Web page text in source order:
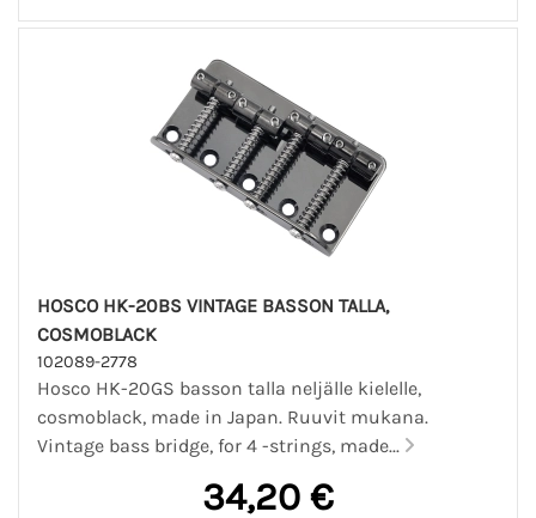
HOSCO HK-20BS VINTAGE BASSON TALLA,
COSMOBLACK
102089-2778
Hosco HK-20GS basson talla neljälle kielelle,
cosmoblack, made in Japan. Ruuvit mukana.
Vintage bass bridge, for 4 -strings, made...
34,20 €